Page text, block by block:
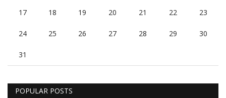
17 18 19 20 21 22 23
24 25 26 27 28 29 30
31
POPULAR POSTS